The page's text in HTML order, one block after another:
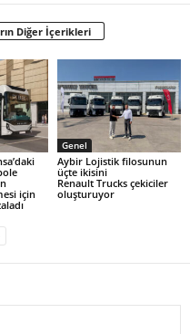
Diğer İçerikleri
için
Genel
Aybir Lojistik filosunun
üçte ikisini
Renault Trucks çekiciler
oluşturuyor